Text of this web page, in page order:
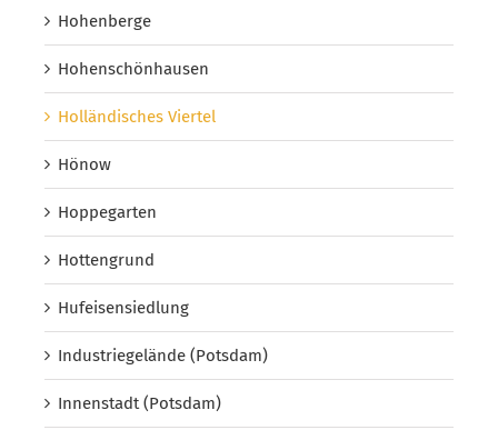
Hohenberge
Hohenschönhausen
Holländisches Viertel
Hönow
Hoppegarten
Hottengrund
Hufeisensiedlung
Industriegelände (Potsdam)
Innenstadt (Potsdam)